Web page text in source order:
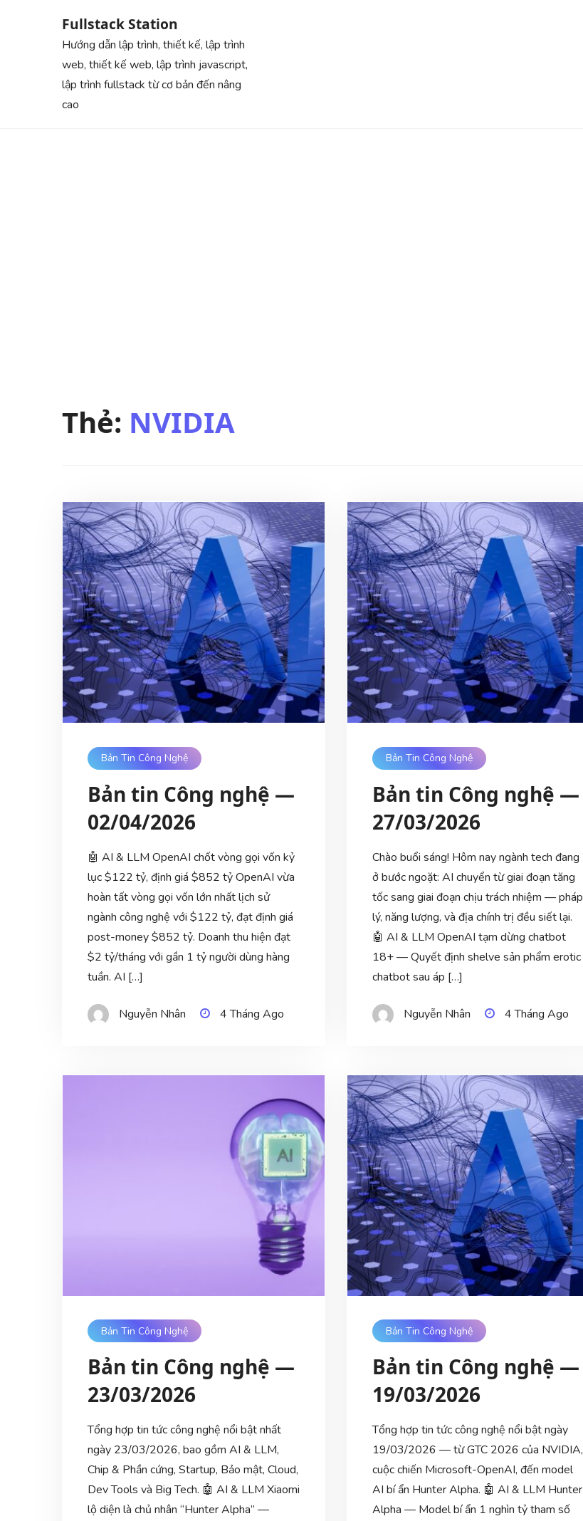
Fullstack Station
Hướng dẫn lập trình, thiết kế, lập trình
web, thiết kế web, lập trình javascript,
lập trình fullstack từ cơ bản đến nâng
cao
Thẻ: NVIDIA
Bản Tin Công Nghệ
Bản tin Công nghệ —
02/04/2026
🤖 AI & LLM OpenAI chốt vòng gọi vốn kỷ
lục $122 tỷ, định giá $852 tỷ OpenAI vừa
hoàn tất vòng gọi vốn lớn nhất lịch sử
ngành công nghệ với $122 tỷ, đạt định giá
post-money $852 tỷ. Doanh thu hiện đạt
$2 tỷ/tháng với gần 1 tỷ người dùng hàng
tuần. AI […]
Nguyễn Nhân 4 Tháng Ago
Bản Tin Công Nghệ
Bản tin Công nghệ —
27/03/2026
Chào buổi sáng! Hôm nay ngành tech đang
ở bước ngoặt: AI chuyển từ giai đoạn tăng
tốc sang giai đoạn chịu trách nhiệm — pháp
lý, năng lượng, và địa chính trị đều siết lại.
🤖 AI & LLM OpenAI tạm dừng chatbot
18+ — Quyết định shelve sản phẩm erotic
chatbot sau áp […]
Nguyễn Nhân 4 Tháng Ago
Bản Tin Công Nghệ
Bản tin Công nghệ —
23/03/2026
Tổng hợp tin tức công nghệ nổi bật nhất
ngày 23/03/2026, bao gồm AI & LLM,
Chip & Phần cứng, Startup, Bảo mật, Cloud,
Dev Tools và Big Tech. 🤖 AI & LLM Xiaomi
lộ diện là chủ nhân “Hunter Alpha” —
Bản Tin Công Nghệ
Bản tin Công nghệ —
19/03/2026
Tổng hợp tin tức công nghệ nổi bật ngày
19/03/2026 — từ GTC 2026 của NVIDIA,
cuộc chiến Microsoft-OpenAI, đến model
AI bí ẩn Hunter Alpha. 🤖 AI & LLM Hunter
Alpha — Model bí ẩn 1 nghìn tỷ tham số